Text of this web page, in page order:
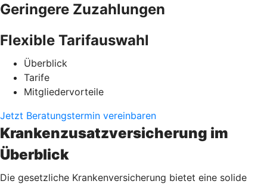
Geringere Zuzahlungen
Flexible Tarifauswahl
Überblick
Tarife
Mitgliedervorteile
Jetzt Beratungstermin vereinbaren
Krankenzusatzversicherung im
Überblick
Die gesetzliche Krankenversicherung bietet eine solide